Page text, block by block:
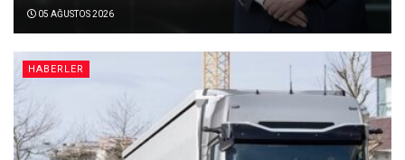
05 AĞUSTOS 2026
HABERLER